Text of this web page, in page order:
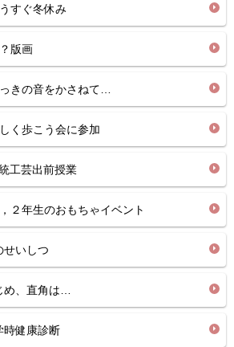
すぐ冬休み
版画
きの音をかさねて…
く歩こう会に参加
工芸出前授業
２年生のおもちゃイベント
いしつ
、直角は…
健康診断